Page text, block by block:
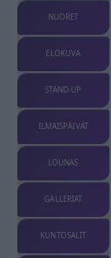
NUORET
ELOKUVA
STAND-UP
ILMAISPÄIVÄT
LOUNAS
GALLERIAT
KUNTOSALIT